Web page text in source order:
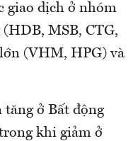
giao dịch ở nhóm
MSB, CTG,
(VHM, HPG) và
ở Bất động
khi giảm ở